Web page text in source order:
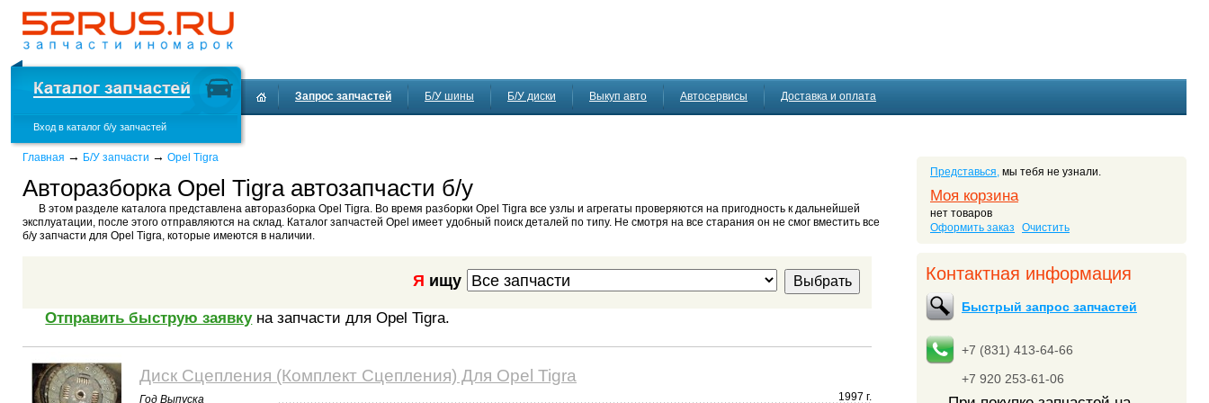
Вход в каталог б/у запчастей
Запрос запчастей Б/У шины Б/У диски Выкуп авто Автосервисы Доставка и оплата
Представься, мы тебя не узнали.
Моя корзина
нет товаров
Оформить заказ
Очистить
Контактная информация
Быстрый запрос запчастей
+7 (831) 413-64-66
+7 920 253-61-06
Главная → Б/У запчасти → Opel Tigra
Авторазборка Opel Tigra автозапчасти б/у
В этом разделе каталога представлена авторазборка Opel Tigra. Во время разборки Opel Tigra все узлы и агрегаты проверяются на пригодность к дальнейшей
эксплуатации, после этого отправляются на склад. Каталог запчастей Opel имеет удобный поиск деталей по типу. Не смотря на все старания он не смог вместить все
б/у запчасти для Opel Tigra, которые имеются в наличии.
Я ищу
Отправить быструю заявкуна запчасти для Opel Tigra.
Диск Сцепления (Комплект Сцепления) Для Opel Tigra
Год Выпуска
1997 г.